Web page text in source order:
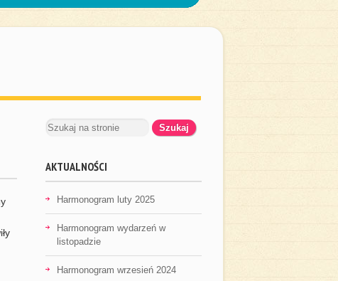
AKTUALNOŚCI
Harmonogram luty 2025
Harmonogram wydarzeń w
listopadzie
Harmonogram wrzesień 2024